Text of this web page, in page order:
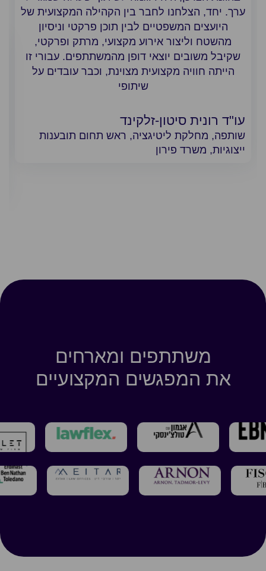
ערך. יחד, הצלחנו לחבר בין הקהילה המקצועית של
היועצים המשפטיים לבין תוכן פרקטי וניסיון
מהשטח וליצור אירוע מקצועי, מרתק ופרקטי,
שקיבל משובים יוצאי דופן מהמשתתפים. עבורי זו
הייתה חוויה מקצועית מצוינת, וכבר עובדים על
שיתופי
עו"ד רונית סיטון-זלקינד
שותפה, מחלקת ליטיגציה, ראש תחום תובענות
ייצוגיות, משרד פירון
משתתפים ומארחים
את המפגשים המקצועיים